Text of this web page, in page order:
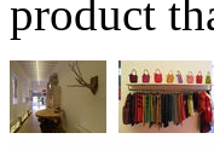
product